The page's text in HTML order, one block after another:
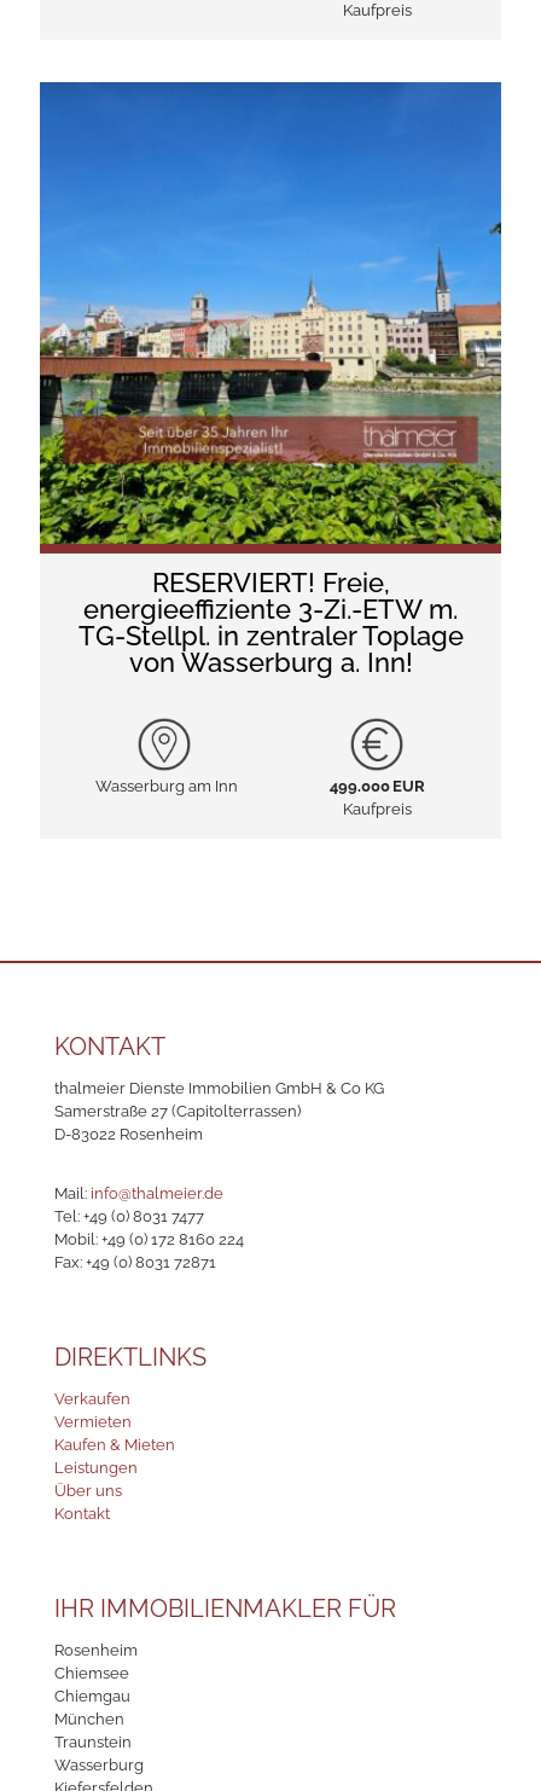
Kaufpreis
RESERVIERT! Freie,
energieeffiziente 3-Zi.-ETW m.
TG-Stellpl. in zentraler Toplage
von Wasserburg a. Inn!
Wasserburg am Inn
499.000 EUR
Kaufpreis
KONTAKT
thalmeier Dienste Immobilien GmbH & Co KG
Samerstraße 27 (Capitolterrassen)
D-83022 Rosenheim
Mail: info@thalmeier.de
Tel: +49 (0) 8031 7477
Mobil: +49 (0) 172 8160 224
Fax: +49 (0) 8031 72871
DIREKTLINKS
Verkaufen
Vermieten
Kaufen & Mieten
Leistungen
Über uns
Kontakt
IHR IMMOBILIENMAKLER FÜR
Rosenheim
Chiemsee
Chiemgau
München
Traunstein
Wasserburg